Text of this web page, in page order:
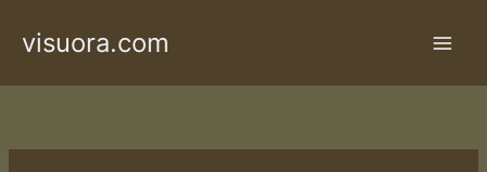
visuora.com